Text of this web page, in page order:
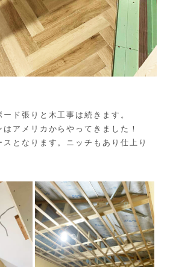
ド張りと木工事は続きます。
アメリカからやってきました！
となります。ニッチもあり仕上り